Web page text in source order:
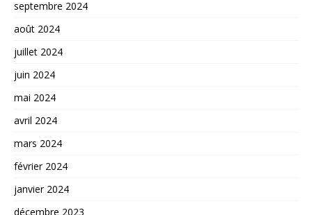
septembre 2024
août 2024
juillet 2024
juin 2024
mai 2024
avril 2024
mars 2024
février 2024
janvier 2024
décembre 2023